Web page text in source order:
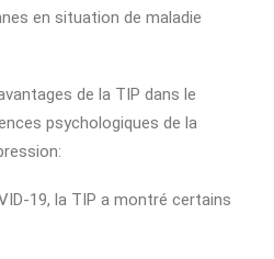
en situation de maladie
de la TIP dans le
psychologiques de la
19, la TIP a montré certains